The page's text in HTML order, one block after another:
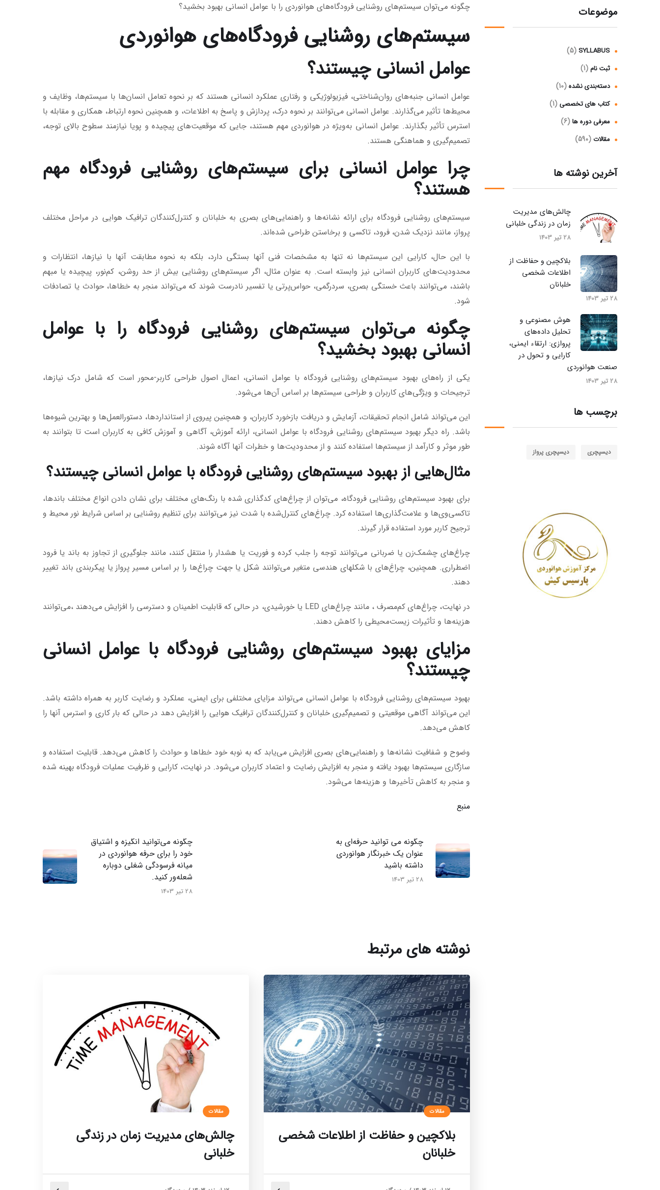
چگونه می‌توان سیستم‌های روشنایی فرودگاه‌های هوانوردی را با عوامل انسانی بهبود بخشید؟
سیستم‌های روشنایی فرودگاه‌های هوانوردی
عوامل انسانی چیستند؟
عوامل انسانی جنبه‌های روان‌شناختی، فیزیولوژیکی و رفتاری عملکرد انسانی هستند که بر نحوه تعامل انسان‌ها با سیستم‌ها، وظایف و
محیط‌ها تأثیر می‌گذارند. عوامل انسانی می‌توانند بر نحوه درک، پردازش و پاسخ به اطلاعات، و همچنین نحوه ارتباط، همکاری و مقابله با
استرس تأثیر بگذارند. عوامل انسانی به‌ویژه در هوانوردی مهم هستند، جایی که موقعیت‌های پیچیده و پویا نیازمند سطوح بالای توجه،
تصمیم‌گیری و هماهنگی هستند.
چرا عوامل انسانی برای سیستم‌های روشنایی فرودگاه مهم
هستند؟
سیستم‌های روشنایی فرودگاه برای ارائه نشانه‌ها و راهنمایی‌های بصری به خلبانان و کنترل‌کنندگان ترافیک هوایی در مراحل مختلف
پرواز، مانند نزدیک شدن، فرود، تاکسی و برخاستن طراحی شده‌اند.
با این حال، کارایی این سیستم‌ها نه تنها به مشخصات فنی آنها بستگی دارد، بلکه به نحوه مطابقت آنها با نیازها، انتظارات و
محدودیت‌های کاربران انسانی نیز وابسته است. به عنوان مثال، اگر سیستم‌های روشنایی بیش از حد روشن، کم‌نور، پیچیده یا مبهم
باشند، می‌توانند باعث خستگی بصری، سردرگمی، حواس‌پرتی یا تفسیر نادرست شوند که می‌تواند منجر به خطاها، حوادث یا تصادفات
شود.
چگونه می‌توان سیستم‌های روشنایی فرودگاه را با عوامل
انسانی بهبود بخشید؟
یکی از راه‌های بهبود سیستم‌های روشنایی فرودگاه با عوامل انسانی، اعمال اصول طراحی کاربر-محور است که شامل درک نیازها،
ترجیحات و ویژگی‌های کاربران و طراحی سیستم‌ها بر اساس آن‌ها می‌شود.
این می‌تواند شامل انجام تحقیقات، آزمایش و دریافت بازخورد کاربران، و همچنین پیروی از استانداردها، دستورالعمل‌ها و بهترین شیوه‌ها
باشد. راه دیگر بهبود سیستم‌های روشنایی فرودگاه با عوامل انسانی، ارائه آموزش، آگاهی و آموزش کافی به کاربران است تا بتوانند به
طور موثر و کارآمد از سیستم‌ها استفاده کنند و از محدودیت‌ها و خطرات آنها آگاه شوند.
مثال‌هایی از بهبود سیستم‌های روشنایی فرودگاه با عوامل انسانی چیستند؟
برای بهبود سیستم‌های روشنایی فرودگاه، می‌توان از چراغ‌های کدگذاری شده با رنگ‌های مختلف برای نشان دادن انواع مختلف باندها،
تاکسی‌وی‌ها و علامت‌گذاری‌ها استفاده کرد. چراغ‌های کنترل‌شده با شدت نیز می‌توانند برای تنظیم روشنایی بر اساس شرایط نور محیط و
ترجیح کاربر مورد استفاده قرار گیرند.
چراغ‌های چشمک‌زن یا ضربانی می‌توانند توجه را جلب کرده و فوریت یا هشدار را منتقل کنند، مانند جلوگیری از تجاوز به باند یا فرود
اضطراری. همچنین، چراغ‌های با شکلهای هندسی متغیر می‌توانند شکل یا جهت چراغ‌ها را بر اساس مسیر پرواز یا پیکربندی باند تغییر
دهند.
در نهایت، چراغ‌های کم‌مصرف ، مانند چراغ‌های LED یا خورشیدی، در حالی که قابلیت اطمینان و دسترسی را افزایش می‌دهند ،می‌توانند
هزینه‌ها و تأثیرات زیست‌محیطی را کاهش دهند.
مزایای بهبود سیستم‌های روشنایی فرودگاه با عوامل انسانی
چیستند؟
بهبود سیستم‌های روشنایی فرودگاه با عوامل انسانی می‌تواند مزایای مختلفی برای ایمنی، عملکرد و رضایت کاربر به همراه داشته باشد.
این می‌تواند آگاهی موقعیتی و تصمیم‌گیری خلبانان و کنترل‌کنندگان ترافیک هوایی را افزایش دهد در حالی که بار کاری و استرس آنها را
کاهش می‌دهد.
وضوح و شفافیت نشانه‌ها و راهنمایی‌های بصری افزایش می‌یابد که به نوبه خود خطاها و حوادث را کاهش می‌دهد. قابلیت استفاده و
سازگاری سیستم‌ها بهبود یافته و منجر به افزایش رضایت و اعتماد کاربران می‌شود. در نهایت، کارایی و ظرفیت عملیات فرودگاه بهینه شده
و منجر به کاهش تأخیرها و هزینه‌ها می‌شود.
منبع
چگونه می توانید حرفه‌ای به
عنوان یک خبرنگار هوانوردی
داشته باشید
28 تیر 1403
چگونه می‌توانید انگیزه و اشتیاق
خود را برای حرفه هوانوردی در
میانه فرسودگی شغلی دوباره
شعله‌ور کنید.
28 تیر 1403
نوشته های مرتبط
مقالات
چالش‌های مدیریت زمان در زندگی
خلبانی
مقالات
بلاکچین و حفاظت از اطلاعات شخصی
خلبانان
موضوعات
SYLLABUS
(5)
ثبت نام(1)
دسته‌بندی نشده(10)
کتاب های تخصصی (1)
معرفی دوره ها(6)
مقالات (590)
آخرین نوشته ها
چالش‌های مدیریت
زمان در زندگی خلبانی
28 تیر 1403
بلاکچین و حفاظت از
اطلاعات شخصی
خلبانان
28 تیر 1403
هوش مصنوعی و
تحلیل داده‌های
پروازی: ارتقاء ایمنی،
کارایی و تحول در
صنعت هوانوردی
28 تیر 1403
برچسب ها
دیسپچری دیسپچری پرواز